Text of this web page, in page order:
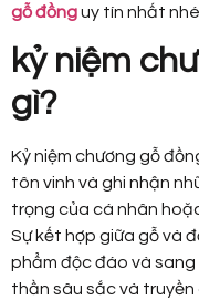
gỗ đồnguy tín nhất
kỷ niệm
gì?
Kỷ niệm chương gỗ
tôn vinh và ghi nhận
trọng của cá nhân
Sự kết hợp giữa gỗ và
phẩm độc đáo và
thần sâu sắc và truyền